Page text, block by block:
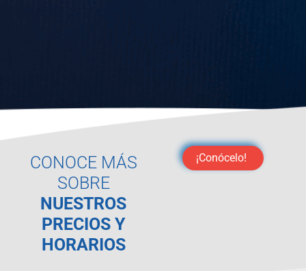
CONOCE MÁS
SOBRE
NUESTROS
PRECIOS Y
HORARIOS
¡Conócelo!